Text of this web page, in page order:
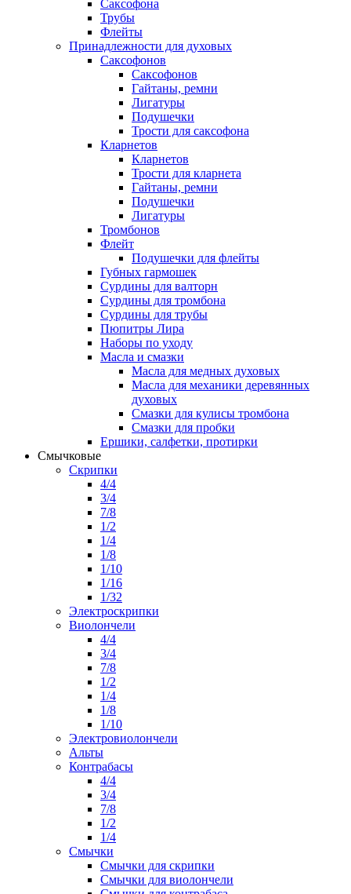
Саксофона
Трубы
Флейты
Принадлежности для духовых
Саксофонов
Саксофонов
Гайтаны, ремни
Лигатуры
Подушечки
Трости для саксофона
Кларнетов
Кларнетов
Трости для кларнета
Гайтаны, ремни
Подушечки
Лигатуры
Тромбонов
Флейт
Подушечки для флейты
Губных гармошек
Сурдины для валторн
Сурдины для тромбона
Сурдины для трубы
Пюпитры Лира
Наборы по уходу
Масла и смазки
Масла для медных духовых
Масла для механики деревянных
духовых
Смазки для кулисы тромбона
Смазки для пробки
Ершики, салфетки, протирки
Смычковые
Скрипки
4/4
3/4
7/8
1/2
1/4
1/8
1/10
1/16
1/32
Электроскрипки
Виолончели
4/4
3/4
7/8
1/2
1/4
1/8
1/10
Электровиолончели
Альты
Контрабасы
4/4
3/4
7/8
1/2
1/4
Смычки
Смычки для скрипки
Смычки для виолончели